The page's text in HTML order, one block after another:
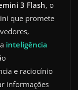
3 Flash, o
que promete
inteligência
e raciocínio
informações